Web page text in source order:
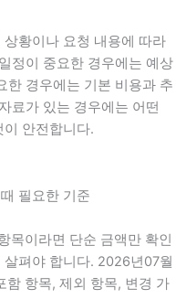
황이나 요청 내용에 따라
정이 중요한 경우에는 예상
한 경우에는 기본 비용과 추
료가 있는 경우에는 어떤
안전합니다.
필요한 기준
목이라면 단순 금액만 확인
펴야 합니다. 2026년07월
함 항목, 제외 항목, 변경 가